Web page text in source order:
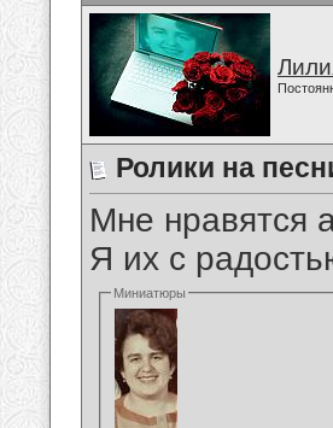
Ролики на
Мне нравятся
Я их с
Миниатюры